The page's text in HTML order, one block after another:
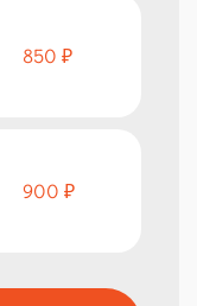
850 ₽
900 ₽